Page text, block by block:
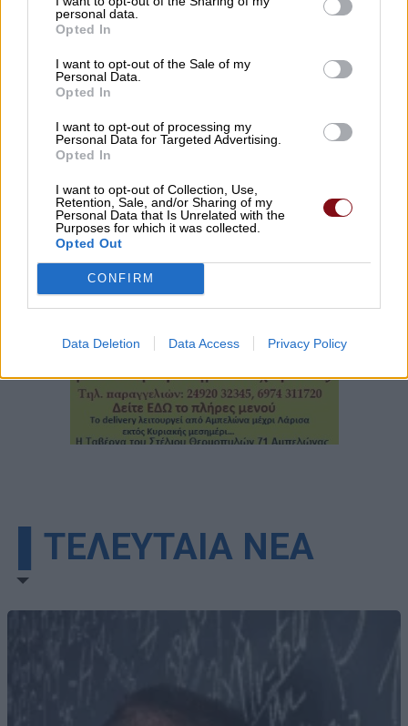
personal data.
Opted In
I want to opt-out of the Sale of my
Personal Data.
Opted In
I want to opt-out of processing my
Personal Data for Targeted Advertising.
Opted In
I want to opt-out of Collection, Use,
Retention, Sale, and/or Sharing of my
Personal Data that Is Unrelated with the
Purposes for which it was collected.
Opted Out
CONFIRM
Data Deletion Data Access Privacy Policy
▌ΤΕΛΕΥΤΑΙΑ ΝΕΑ